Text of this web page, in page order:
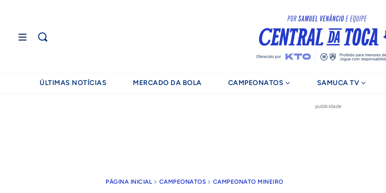
ÚLTIMAS NOTÍCIAS MERCADO DA BOLA CAMPEONATOS SAMUCA TV
publicidade
PÁGINA INICIAL CAMPEONATOS CAMPEONATO MINEIRO